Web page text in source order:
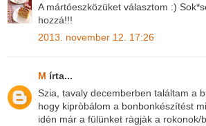
A mártóeszközüket választom :)
hozzá!!!
2013. november 12. 17:26
M írta...
Szia, tavaly decemberben találtam a
hogy kipròbálom a bonbonkészítést
idén már a fülünket ràgjàk a